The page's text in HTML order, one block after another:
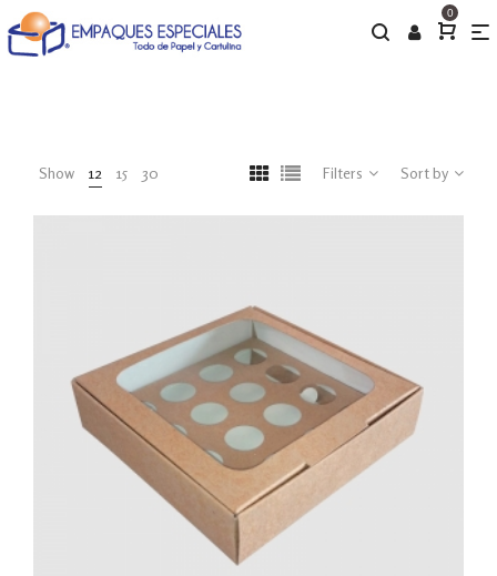
0
Show 12 15 30 Filters Sort by